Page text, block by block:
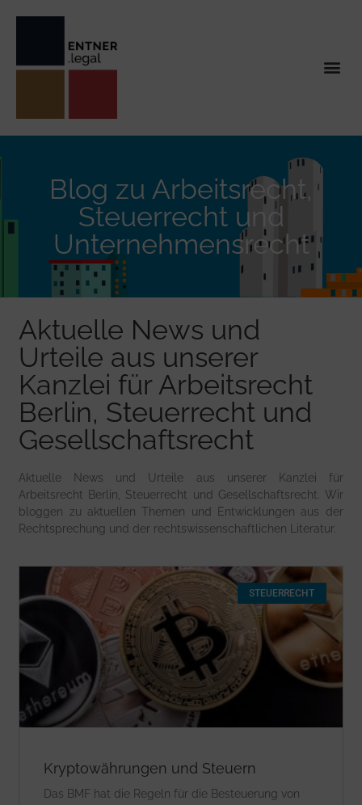
Blog zu Arbeitsrecht,
Steuerrecht und
Unternehmensrecht
Aktuelle News und
Urteile aus unserer
Kanzlei für Arbeitsrecht
Berlin, Steuerrecht und
Gesellschaftsrecht
Aktuelle News und Urteile aus unserer Kanzlei für
Arbeitsrecht Berlin, Steuerrecht und Gesellschaftsrecht. Wir
bloggen zu aktuellen Themen und Entwicklungen aus der
Rechtsprechung und der rechtswissenschaftlichen Literatur.
STEUERRECHT
Kryptowährungen und Steuern
Das BMF hat die Regeln für die Besteuerung von